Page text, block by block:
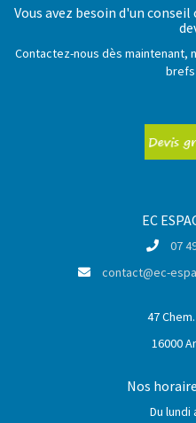
Vous avez besoin d'un
Contactez-nous dès maintenant,
brefs
EC
07
contact@ec-
47
16000
Nos
Du lundi